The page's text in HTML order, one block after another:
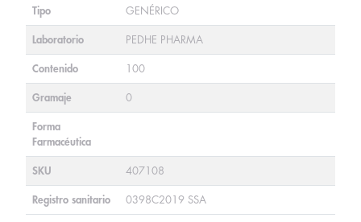
Tipo GENÉRICO
Laboratorio PEDHE PHARMA
Contenido 100
Gramaje 0
Forma
Farmacéutica
SKU 407108
Registro sanitario 0398C2019 SSA